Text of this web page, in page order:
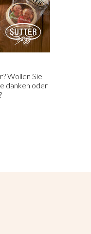
Wollen Sie
danken oder